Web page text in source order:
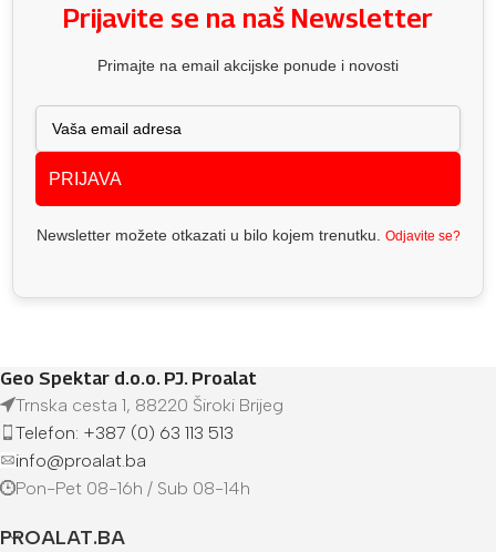
Prijavite se na naš Newsletter
Primajte na email akcijske ponude i novosti
PRIJAVA
Newsletter možete otkazati u bilo kojem trenutku. Odjavite se?
Geo Spektar d.o.o. PJ. Proalat
Trnska cesta 1, 88220 Široki Brijeg
Telefon: +387 (0) 63 113 513
info@proalat.ba
Pon-Pet 08-16h / Sub 08-14h
PROALAT.BA